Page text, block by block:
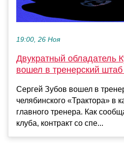
19:00, 26 Ноя
Двукратный обладатель
вошел в тренерский штаб
Сергей Зубов вошел в
челябинского «Трактора» в
главного тренера. Как
клуба, контракт со спе...